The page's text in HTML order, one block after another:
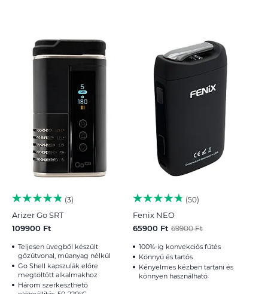
3
Arizer Go SRT
109900 Ft
Teljesen üvegből készült
gőzútvonal, műanyag nélkül
Go Shell kapszulák előre
megtöltött alkalmakhoz
Három szerkeszthető
50
Fenix NEO
65900 Ft 69900 Ft
100%-ig konvekciós fűtés
Könnyű és tartós
Kényelmes kézben tartani és
könnyen használható